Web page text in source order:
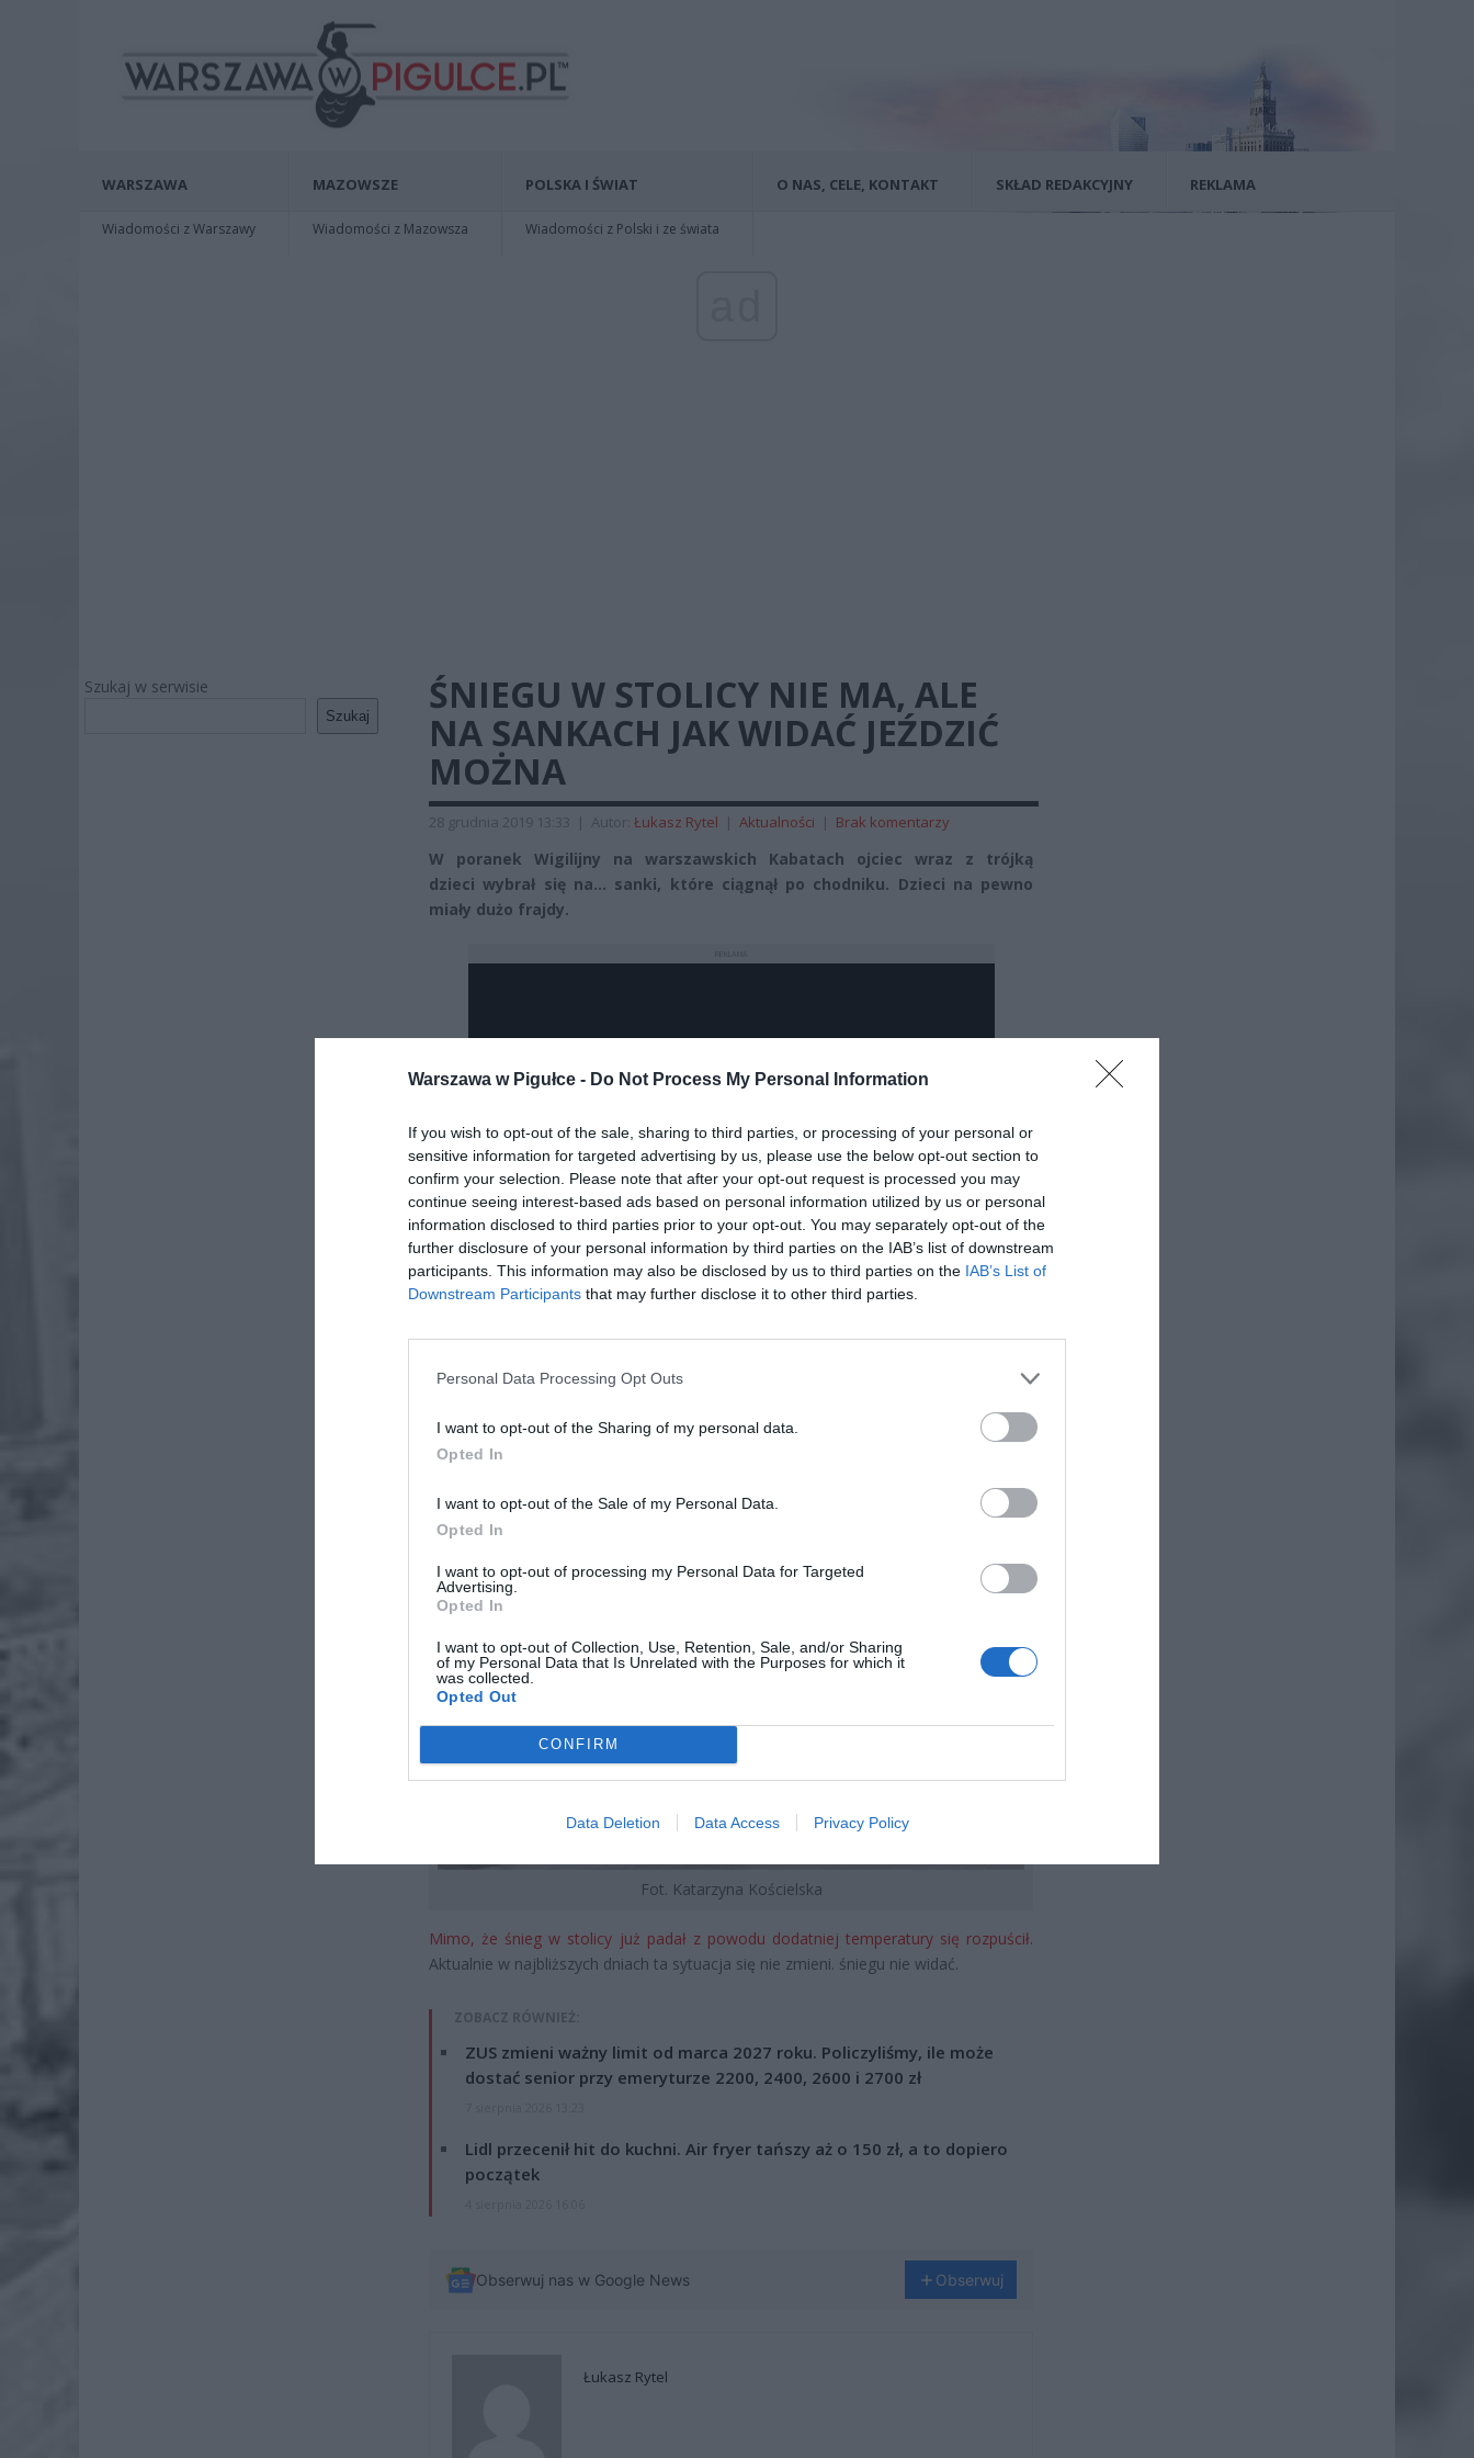
Warszawa w Pigułce - Do Not Process My Personal Information
If you wish to opt-out of the sale, sharing to third parties, or processing of your personal or
sensitive information for targeted advertising by us, please use the below opt-out section to
confirm your selection. Please note that after your opt-out request is processed you may
continue seeing interest-based ads based on personal information utilized by us or personal
information disclosed to third parties prior to your opt-out. You may separately opt-out of the
further disclosure of your personal information by third parties on the IAB’s list of downstream
participants. This information may also be disclosed by us to third parties on the IAB’s List of
Downstream Participants that may further disclose it to other third parties.
Personal Data Processing Opt Outs
I want to opt-out of the Sharing of my personal data.
Opted In
I want to opt-out of the Sale of my Personal Data.
Opted In
I want to opt-out of processing my Personal Data for Targeted
Advertising.
Opted In
I want to opt-out of Collection, Use, Retention, Sale, and/or Sharing
of my Personal Data that Is Unrelated with the Purposes for which it
was collected.
Opted Out
CONFIRM
Data Deletion Data Access Privacy Policy
WARSZAWA
Wiadomości z Warszawy
MAZOWSZE
Wiadomości z Mazowsza
POLSKA I ŚWIAT
Wiadomości z Polski i ze świata
O NAS, CELE, KONTAKT SKŁAD REDAKCYJNY REKLAMA
Szukaj w serwisie
Szukaj
ŚNIEGU W STOLICY NIE MA, ALE
NA SANKACH JAK WIDAĆ JEŹDZIĆ
MOŻNA
28 grudnia 2019 13:33 | Autor: Łukasz Rytel | Aktualności | Brak komentarzy
W poranek Wigilijny na warszawskich Kabatach ojciec wraz z trójką
dzieci wybrał się na… sanki, które ciągnął po chodniku. Dzieci na pewno
miały dużo frajdy.
Fot. Katarzyna Kościelska
Mimo, że śnieg w stolicy już padał z powodu dodatniej temperatury się rozpuścił.
Aktualnie w najbliższych dniach ta sytuacja się nie zmieni. śniegu nie widać.
ZOBACZ RÓWNIEŻ:
ZUS zmieni ważny limit od marca 2027 roku. Policzyliśmy, ile może
dostać senior przy emeryturze 2200, 2400, 2600 i 2700 zł
Lidl przecenił hit do kuchni. Air fryer tańszy aż o 150 zł, a to dopiero
początek
Obserwuj nas w Google News Obserwuj
Łukasz Rytel